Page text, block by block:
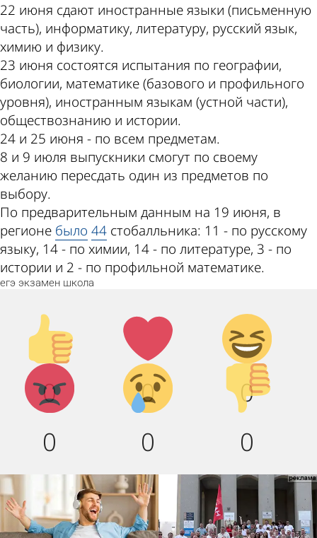
22 июня сдают иностранные языки (письменную
часть), информатику, литературу, русский язык,
химию и физику.
23 июня состоятся испытания по географии,
биологии, математике (базового и профильного
уровня), иностранным языкам (устной части),
обществознанию и истории.
24 и 25 июня - по всем предметам.
8 и 9 июля выпускники смогут по своему
желанию пересдать один из предметов по
выбору.
По предварительным данным на 19 июня, в
регионе было 44 стобалльника: 11 - по русскому
языку, 14 - по химии, 14 - по литературе, 3 - по
истории и 2 - по профильной математике.
егэ экзамен школа
Палец
вверх!
0
Лайк!
0
Дикий
смех!
0
Агрессия!
0
Грусть :
(
0
Палец
вниз!
0